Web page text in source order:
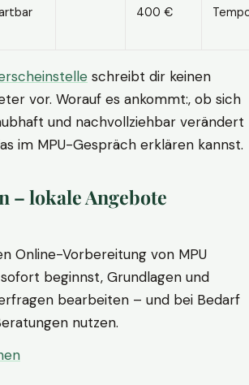
400 €
schreibt dir keinen
vor. Worauf es ankommt:, ob sich
und nachvollziehbar verändert
im MPU-Gespräch erklären kannst.
– lokale Angebote
Online-Vorbereitung von MPU
beginnst, Grundlagen und
bearbeiten – und bei Bedarf
nutzen.